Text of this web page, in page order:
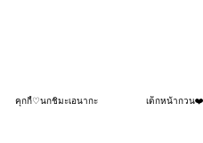
คุกกี้♡นกชิมะเอนากะ